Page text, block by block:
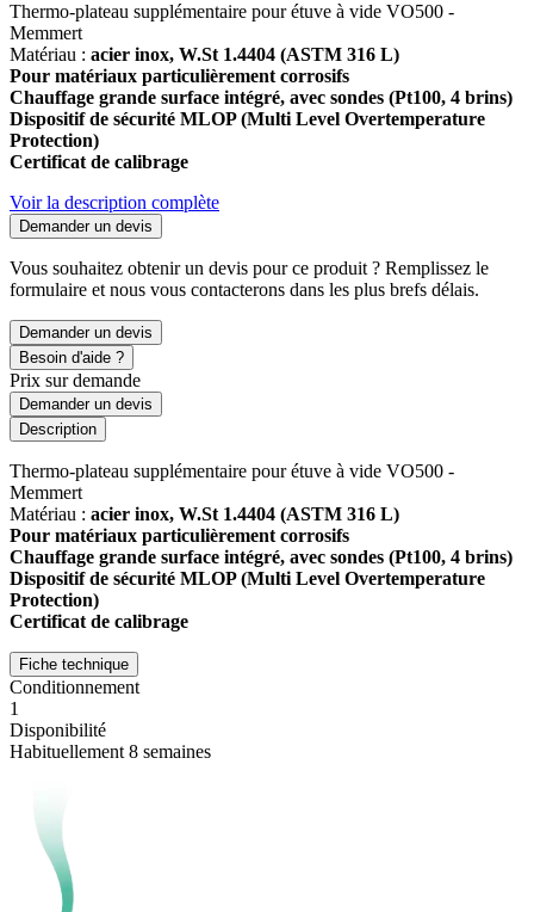
Thermo-plateau supplémentaire pour étuve à vide VO500 -
Memmert
Matériau : acier inox, W.St 1.4404 (ASTM 316 L)
Pour matériaux particulièrement corrosifs
Chauffage grande surface intégré, avec sondes (Pt100, 4 brins)
Dispositif de sécurité MLOP (Multi Level Overtemperature
Protection)
Certificat de calibrage
Voir la description complète
Demander un devis
Vous souhaitez obtenir un devis pour ce produit ? Remplissez le
formulaire et nous vous contacterons dans les plus brefs délais.
Demander un devis
Besoin d'aide ?
Prix sur demande
Demander un devis
Description
Thermo-plateau supplémentaire pour étuve à vide VO500 -
Memmert
Matériau : acier inox, W.St 1.4404 (ASTM 316 L)
Pour matériaux particulièrement corrosifs
Chauffage grande surface intégré, avec sondes (Pt100, 4 brins)
Dispositif de sécurité MLOP (Multi Level Overtemperature
Protection)
Certificat de calibrage
Fiche technique
Conditionnement
1
Disponibilité
Habituellement 8 semaines